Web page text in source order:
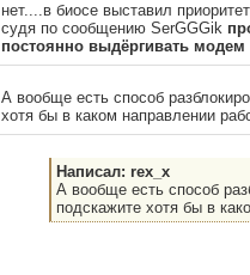
нет....в биосе выставил
судя по сообщению SerGGGik
постоянно выдёргивать
А вообще есть способ
хотя бы в каком направлении
Написал: rex_x
А вообще есть способ
подскажите хотя бы в